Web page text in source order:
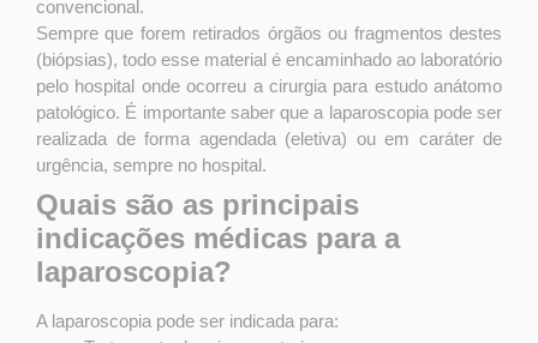
convencional.
Sempre que forem retirados órgãos ou fragmentos destes
(biópsias), todo esse material é encaminhado ao laboratório
pelo hospital onde ocorreu a cirurgia para estudo anátomo
patológico. É importante saber que a laparoscopia pode ser
realizada de forma agendada (eletiva) ou em caráter de
urgência, sempre no hospital.
Quais são as principais
indicações médicas para a
laparoscopia?
A laparoscopia pode ser indicada para: